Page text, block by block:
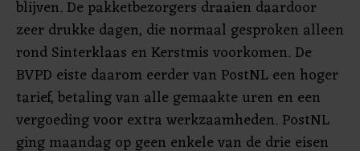
blijven. De pakketbezorgers draaien daardoor
zeer drukke dagen, die normaal gesproken alleen
rond Sinterklaas en Kerstmis voorkomen. De
BVPD eiste daarom eerder van PostNL een hoger
tarief, betaling van alle gemaakte uren en een
vergoeding voor extra werkzaamheden. PostNL
ging maandag op geen enkele van de drie eisen